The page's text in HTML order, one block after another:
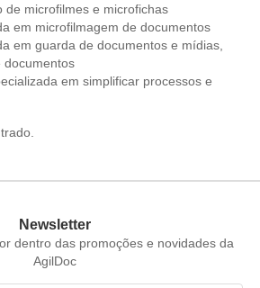
de microfilmes e microfichas
em microfilmagem de documentos
em guarda de documentos e mídias,
documentos
em simplificar processos e
Newsletter
dentro das promoções e novidades da
AgilDoc